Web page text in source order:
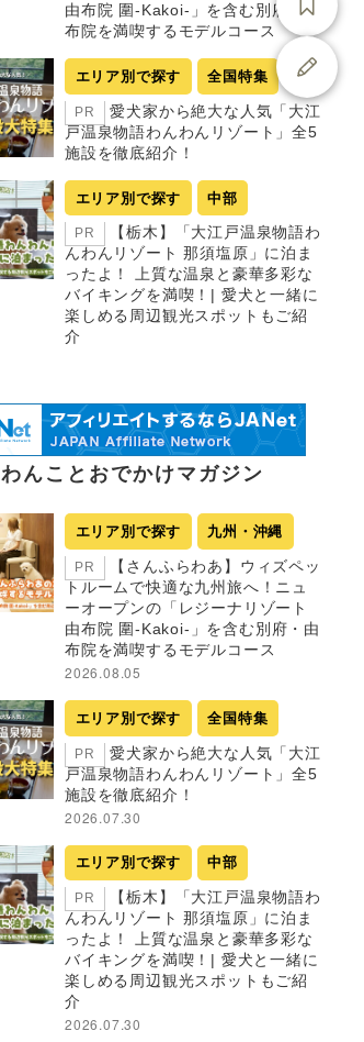
由布院 圍-Kakoi-」を含む別府・由
布院を満喫するモデルコース
エリア別で探す 全国特集
PR
愛犬家から絶大な人気「大江
戸温泉物語わんわんリゾート」全5
施設を徹底紹介！
エリア別で探す 中部
PR
【栃木】「大江戸温泉物語わ
んわんリゾート 那須塩原」に泊ま
ったよ！ 上質な温泉と豪華多彩な
バイキングを満喫！| 愛犬と一緒に
楽しめる周辺観光スポットもご紹
介
わんことおでかけマガジン
エリア別で探す 九州・沖縄
PR
【さんふらわあ】ウィズペッ
トルームで快適な九州旅へ！ニュ
ーオープンの「レジーナリゾート
由布院 圍-Kakoi-」を含む別府・由
布院を満喫するモデルコース
2026.08.05
エリア別で探す 全国特集
PR
愛犬家から絶大な人気「大江
戸温泉物語わんわんリゾート」全5
施設を徹底紹介！
2026.07.30
エリア別で探す 中部
PR
【栃木】「大江戸温泉物語わ
んわんリゾート 那須塩原」に泊ま
ったよ！ 上質な温泉と豪華多彩な
バイキングを満喫！| 愛犬と一緒に
楽しめる周辺観光スポットもご紹
介
2026.07.30